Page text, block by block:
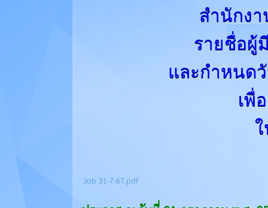
สำนักง
รายชื่อผู้
และกำหนด
เพื่
Job 31-7-67.pdf